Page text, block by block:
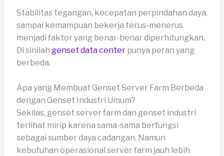
Stabilitas tegangan, kecepatan perpindahan daya,
sampai kemampuan bekerja terus-menerus
menjadi faktor yang benar-benar diperhitungkan.
Di sinilah genset data centerpunya peran yang
berbeda.
Apa yang Membuat Genset Server Farm Berbeda
dengan Genset Industri Umum?
Sekilas, genset server farm dan genset industri
terlihat mirip karena sama-sama berfungsi
sebagai sumber daya cadangan. Namun
kebutuhan operasional server farm jauh lebih